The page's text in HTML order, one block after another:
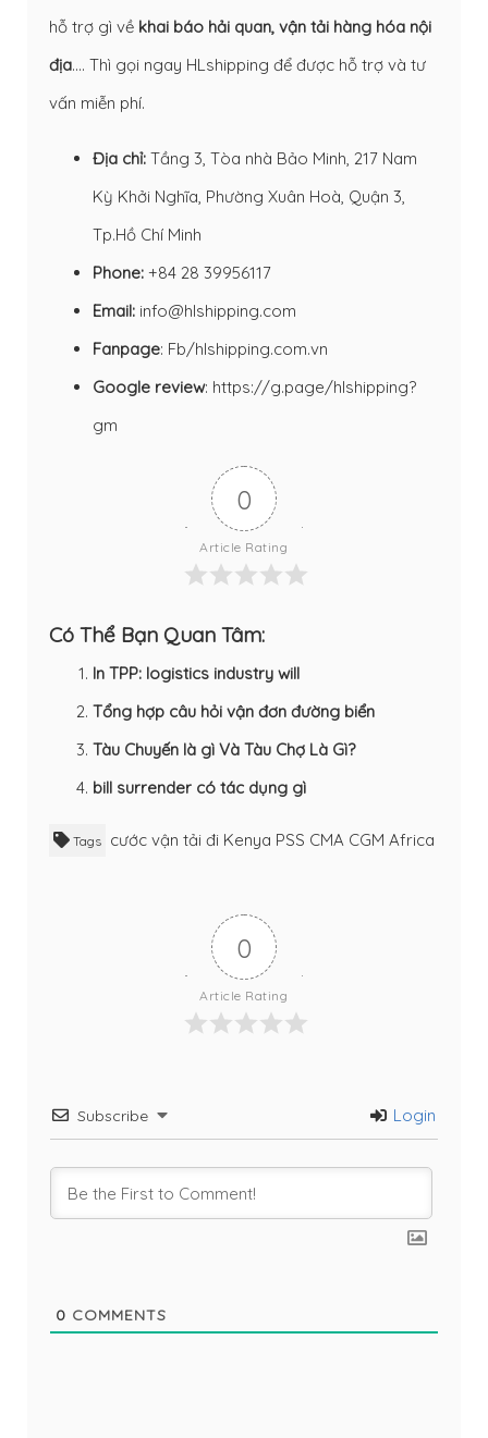
hỗ trợ gì về khai báo hải quan, vận tải hàng hóa nội
địa…. Thì gọi ngay HLshipping để được hỗ trợ và tư
vấn miễn phí.
Địa chỉ: Tầng 3, Tòa nhà Bảo Minh, 217 Nam
Kỳ Khởi Nghĩa, Phường Xuân Hoà, Quận 3,
Tp.Hồ Chí Minh
Phone: +84 28 39956117
Email: info@hlshipping.com
Fanpage: Fb/hlshipping.com.vn
Google review: https://g.page/hlshipping?
gm
0
Article Rating
Có Thể Bạn Quan Tâm:
In TPP: logistics industry will
Tổng hợp câu hỏi vận đơn đường biển
Tàu Chuyến là gì Và Tàu Chợ Là Gì?
bill surrender có tác dụng gì
Tags cước vận tải đi Kenya PSS CMA CGM Africa
0
Article Rating
Subscribe Login
0 COMMENTS